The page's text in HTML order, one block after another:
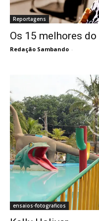
Reportagens
Os 15 melhores
Redação Sambando -
ensaios-fotograficos